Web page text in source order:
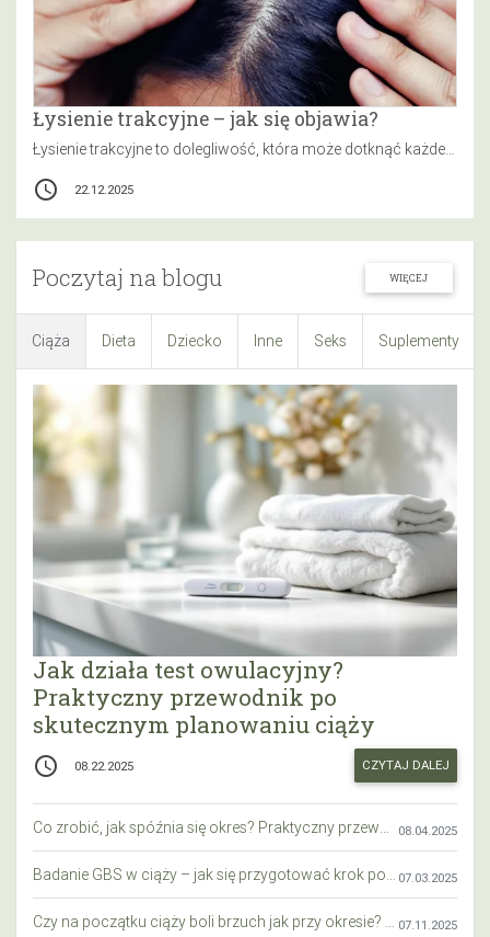
Poczytaj na blogu WIĘCEJ
Ciąża Dieta Dziecko Inne Seks Suplementy
Jak działa test owulacyjny?
Praktyczny przewodnik po
skutecznym planowaniu ciąży
access_time 08.22.2025 CZYTAJ DALEJ
Co zrobić, jak spóźnia się okres? Praktyczny przewodnik krok po kroku 08.04.2025
Badanie GBS w ciąży – jak się przygotować krok po kroku? 07.03.2025
Czy na początku ciąży boli brzuch jak przy okresie? Wyjaśniamy objawy i różnice 07.11.2025
Łysienie trakcyjne – jak się objawia?
Łysienie trakcyjne to dolegliwość, która może dotknąć każdego, bez względu na wiek czy płeć. Dlatego warto zrozumieć, co ją powoduje…
access_time 22.12.2025